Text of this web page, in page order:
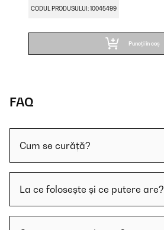
CODUL PRODUSULUI: 10045499
Puneți în coș
FAQ
Cum se curăță?
La ce folosește și ce putere are?